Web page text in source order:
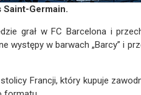
Germain.
grał w FC Barcelona i
występy w barwach „Barcy” i
Francji, który kupuje